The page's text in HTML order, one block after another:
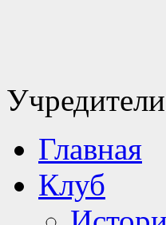
Главная
Клуб